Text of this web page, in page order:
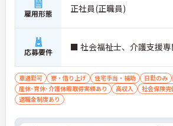
雇用形態 正社員(正職員)
応募要件 ■ 社会福祉士、介護支援
車通勤可 寮・借り上げ 住宅手当・補助 日勤のみ
産休･育休･介護休暇取得実績あり
高収入 社会保険完
退職金制度あり